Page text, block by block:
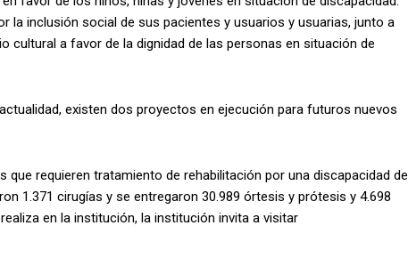
la inclusión social de sus pacientes y usuarios y usuarias, junto a
cultural a favor de la dignidad de las personas en situación de
existen dos proyectos en ejecución para futuros nuevos
que requieren tratamiento de rehabilitación por una discapacidad de
1.371 cirugías y se entregaron 30.989 órtesis y prótesis y 4.698
en la institución, la institución invita a visitar